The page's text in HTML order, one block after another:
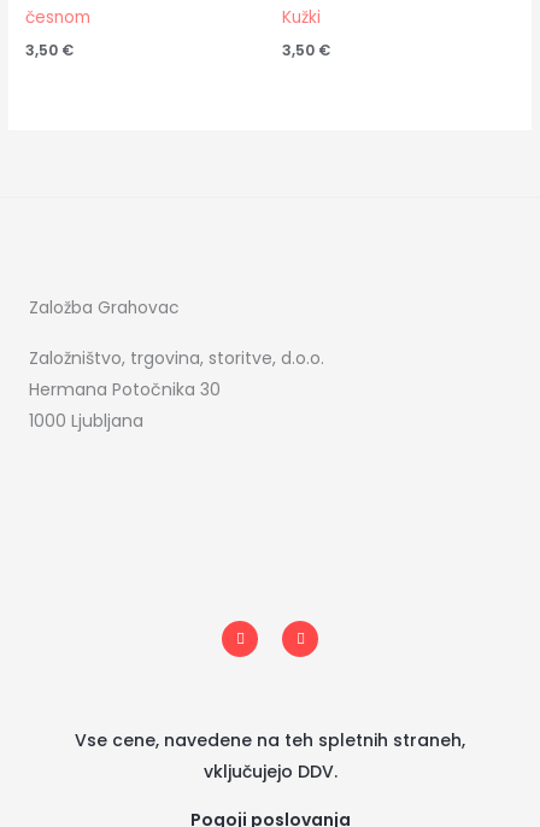
česnom
3,50 €
Kužki
3,50 €
Založba Grahovac
Založništvo, trgovina, storitve, d.o.o.
Hermana Potočnika 30
1000 Ljubljana
n
s
t
a
c
e
-
f
Vse cene, navedene na teh spletnih straneh,
vključujejo DDV.
Pogoji poslovanja